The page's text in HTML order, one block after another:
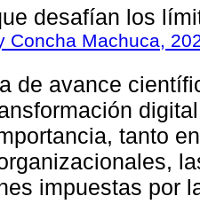
desafían los
Concha Machuca,
de avance
tanto
impuestas por